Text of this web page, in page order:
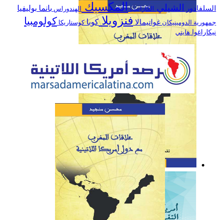
اللاتينية خلال سنة 2019
كتاب: علاقات المغرب مع
دول أمريكا اللاتينية
السلفادور الشيلي الكاراييبالمكسيك الهندوراس بانما بوليفيا
جمهورية الدومينيكان غواتيمالا فنزويلاكوباكوستاريكا كولومبيا
نيكاراغواهايتي